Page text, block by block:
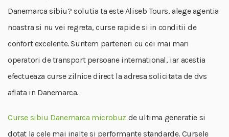
Danemarca sibiu? solutia ta este Aliseb Tours, alege agentia
noastra si nu vei regreta, curse rapide si in conditii de
confort excelente. Suntem parteneri cu cei mai mari
operatori de transport persoane international, iar acestia
efectueaza curse zilnice direct la adresa solicitata de dvs
aflata in Danemarca.
Curse sibiu Danemarca microbuz de ultima generatie si
dotat la cele mai inalte si performante standarde. Cursele